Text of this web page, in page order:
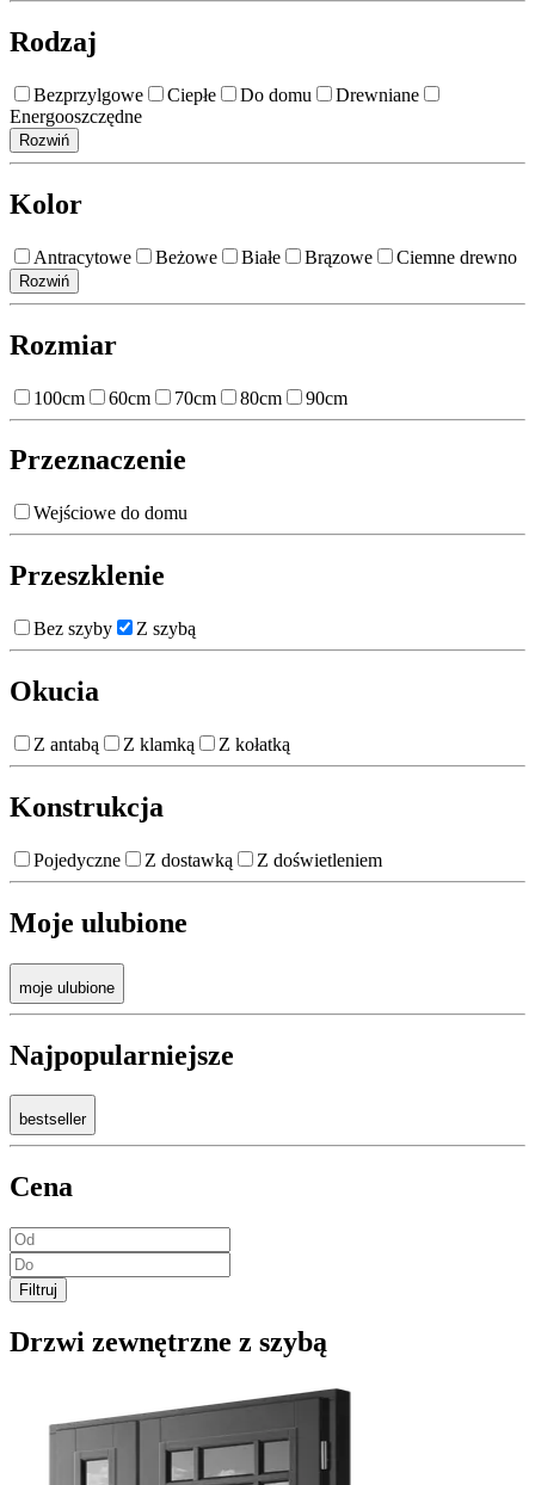
Rodzaj
Bezprzylgowe Ciepłe Do domu
Drewniane
Energooszczędne
Rozwiń
Kolor
Antracytowe Beżowe Białe Brązowe Ciemne drewno
Rozwiń
Rozmiar
100cm 60cm 70cm 80cm 90cm
Przeznaczenie
Wejściowe do domu
Przeszklenie
Bez szyby Z szybą
Okucia
Z antabą Z klamką Z kołatką
Konstrukcja
Pojedyczne Z dostawką Z doświetleniem
Moje ulubione
moje ulubione
Najpopularniejsze
bestseller
Cena
Filtruj
Drzwi zewnętrzne z szybą